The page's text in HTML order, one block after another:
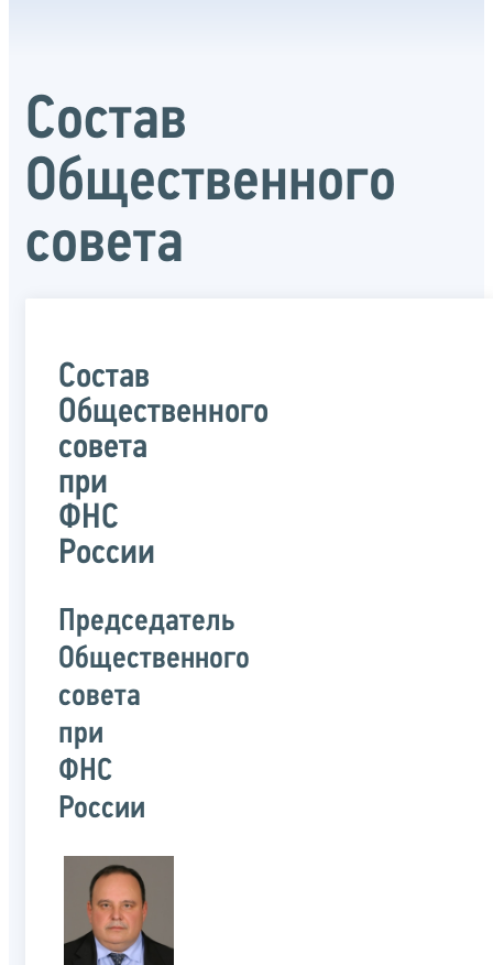
Состав
Общественного
совета
Состав
Общественного
совета
при
ФНС
России
Председатель
Общественного
совета
при
ФНС
России